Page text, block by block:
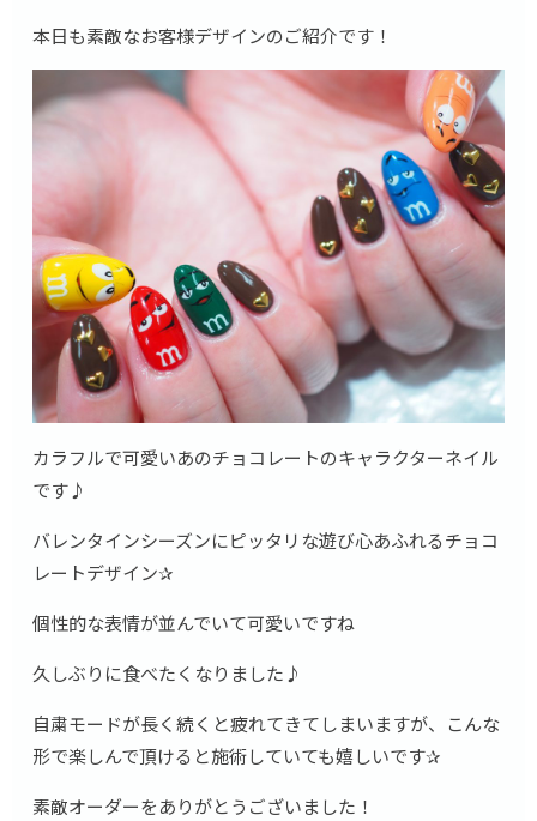
本日も素敵なお客様デザインのご紹介です！
カラフルで可愛いあのチョコレートのキャラクターネイル
です♪
バレンタインシーズンにピッタリな遊び心あふれるチョコ
レートデザイン✰
個性的な表情が並んでいて可愛いですね
久しぶりに食べたくなりました♪
自粛モードが長く続くと疲れてきてしまいますが、こんな
形で楽しんで頂けると施術していても嬉しいです✰
素敵オーダーをありがとうございました！